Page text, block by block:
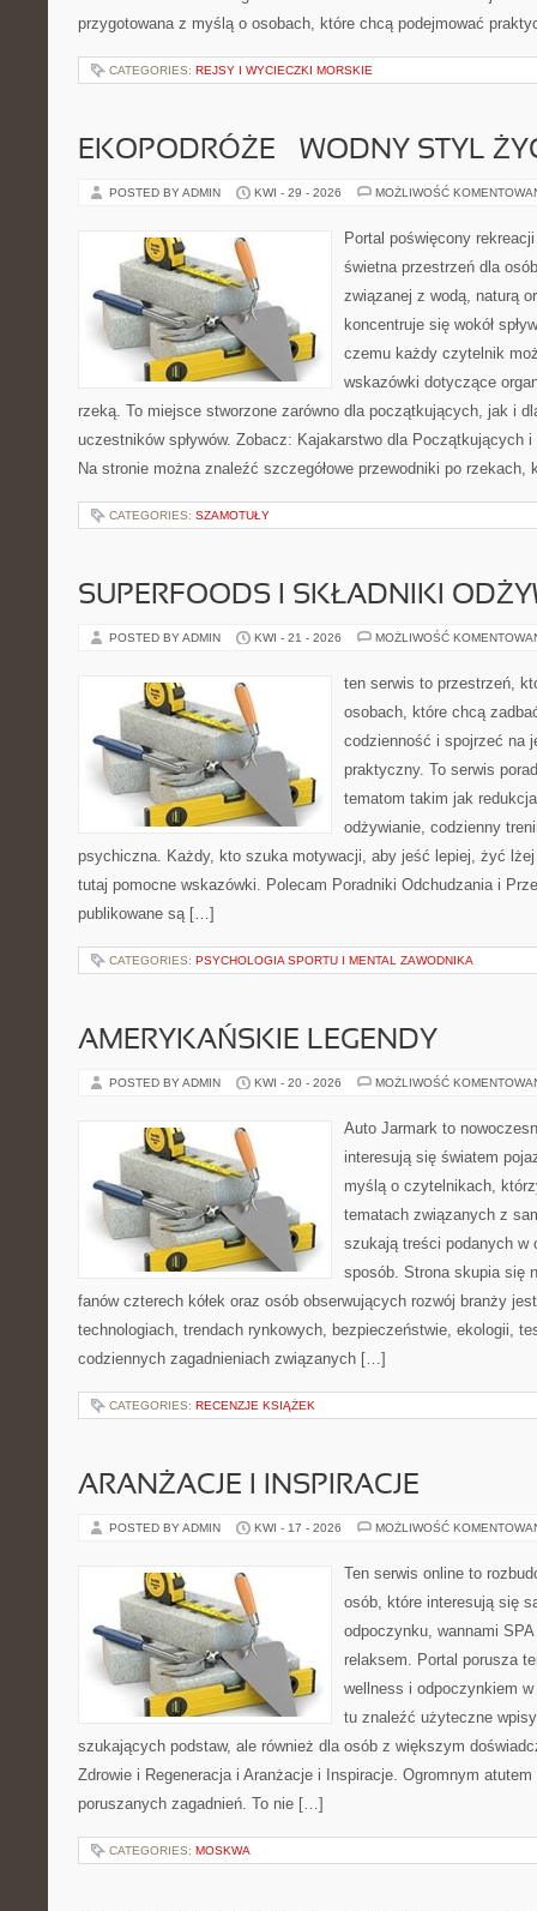
przygotowana z myślą o osobach, które chcą podejmować
CATEGORIES: REJSY I WYCIECZKI MORSKIE
EKOPODRÓŻE – WODNY STYL
POSTED BY ADMIN KWI - 29 - 2026 MOŻLIWOŚĆ
Portal poświęcony
świetna przestrzeń dla
związanej z wodą, naturą
koncentruje się wokół
czemu każdy czytelnik
wskazówki dotyczące
rzeką. To miejsce stworzone zarówno dla początkujących, jak i
uczestników spływów. Zobacz: Kajakarstwo dla Początkujących
Na stronie można znaleźć szczegółowe przewodniki po
CATEGORIES: SZAMOTUŁY
SUPERFOODS I SKŁADNIKI
POSTED BY ADMIN KWI - 21 - 2026 MOŻLIWOŚĆ
ten serwis to przestrzeń,
osobach, które chcą
codzienność i spojrzeć na
praktyczny. To serwis
tematom takim jak
odżywianie, codzienny
psychiczna. Każdy, kto szuka motywacji, aby jeść lepiej, żyć
tutaj pomocne wskazówki. Polecam Poradniki Odchudzania i
publikowane są […]
CATEGORIES: PSYCHOLOGIA SPORTU I MENTAL ZAWODNIKA
AMERYKAŃSKIE LEGENDY
POSTED BY ADMIN KWI - 20 - 2026 MOŻLIWOŚĆ
Auto Jarmark to
interesują się światem
myślą o czytelnikach,
tematach związanych z
szukają treści podanych w
sposób. Strona skupia się
fanów czterech kółek oraz osób obserwujących rozwój branży
technologiach, trendach rynkowych, bezpieczeństwie, ekologii,
codziennych zagadnieniach związanych […]
CATEGORIES: RECENZJE KSIĄŻEK
ARANŻACJE I INSPIRACJE
POSTED BY ADMIN KWI - 17 - 2026 MOŻLIWOŚĆ
Ten serwis online to
osób, które interesują się
odpoczynku, wannami
relaksem. Portal porusza
wellness i odpoczynkiem
tu znaleźć użyteczne
szukających podstaw, ale również dla osób z większym
Zdrowie i Regeneracja i Aranżacje i Inspiracje. Ogromnym
poruszanych zagadnień. To nie […]
CATEGORIES: MOSKWA